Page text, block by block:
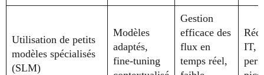
Utilisation de petits
modèles spécialisés
(SLM)
Modèles
adaptés,
fine-tuning
Gestion
efficace des
flux en
temps réel,
IT,